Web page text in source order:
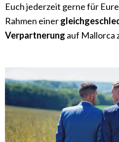
Euch jederzeit gerne für
Rahmen einer
Verpartnerung auf Mallorca